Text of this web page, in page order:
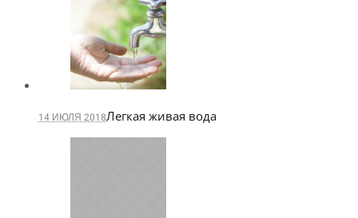
14 ИЮЛЯ 2018Легкая живая вода